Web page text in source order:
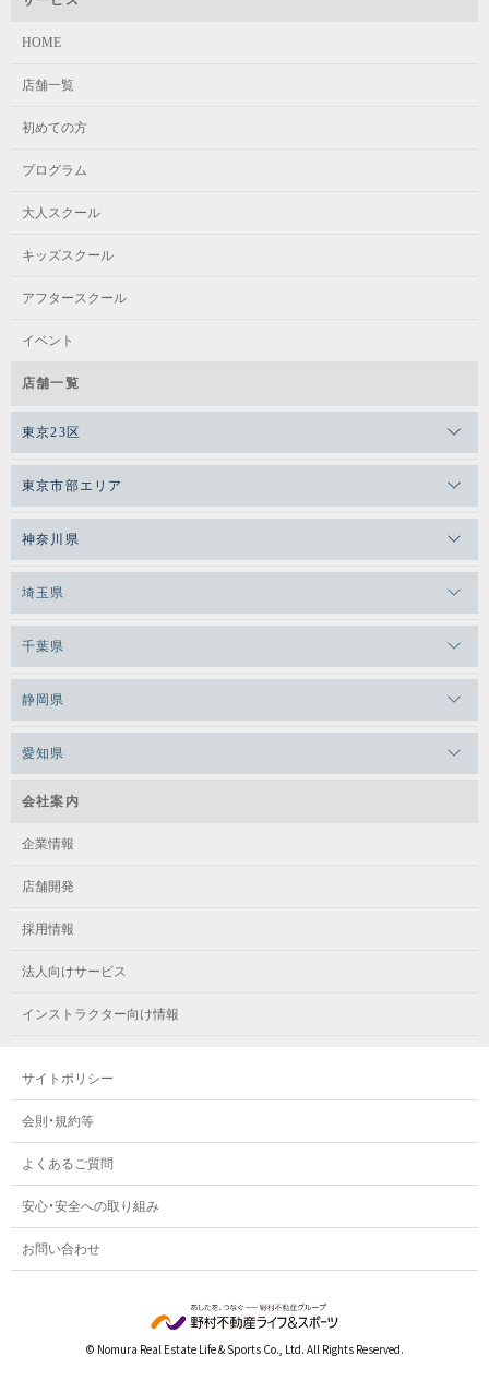
HOME
店舗一覧
初めての方
プログラム
大人スクール
キッズスクール
アフタースクール
イベント
店舗一覧
東京23区
メガロスルフレ恵比寿
メガロス日比谷シャンテ
メガロス白金台
メガロス田端
メガロス葛飾
東京市部エリア
メガロス三鷹
メガロスルフレ三鷹
メガロス武蔵小金井
メガロスルフレ武蔵小金井
メガロス玉川学園テニススクール
メガロス東小金井学童クラブ
神奈川県
メガロス上永谷
メガロスルフレ上永谷
メガロス神奈川
メガロス日吉
メガロス綱島
メガロスルフレ綱島
メガロス市ヶ尾
メガロス鷺沼
メガロスルフレ鷺沼
メガロス相模大野
埼玉県
メガロスルフレ草加
千葉県
メガロス本八幡
静岡県
愛知県
メガロステラッセ納屋橋
メガロス千種
会社案内
企業情報
店舗開発
採用情報
法人向けサービス
インストラクター向け情報
サイトポリシー
会則・規約等
よくあるご質問
安心・安全への取り組み
お問い合わせ
© Nomura Real Estate Life & Sports Co., Ltd. All Rights Reserved.